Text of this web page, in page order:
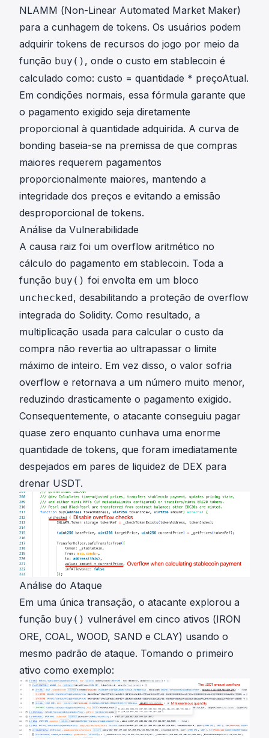
NLAMM (Non-Linear Automated Market Maker)
para a cunhagem de tokens. Os usuários podem
adquirir tokens de recursos do jogo por meio da
função buy() , onde o custo em stablecoin é
calculado como: custo = quantidade * preçoAtual.
Em condições normais, essa fórmula garante que
o pagamento exigido seja diretamente
proporcional à quantidade adquirida. A curva de
bonding baseia-se na premissa de que compras
maiores requerem pagamentos
proporcionalmente maiores, mantendo a
integridade dos preços e evitando a emissão
desproporcional de tokens.
Análise da Vulnerabilidade
A causa raiz foi um overflow aritmético no
cálculo do pagamento em stablecoin. Toda a
função buy() foi envolta em um bloco
unchecked, desabilitando a proteção de overflow
integrada do Solidity. Como resultado, a
multiplicação usada para calcular o custo da
compra não revertia ao ultrapassar o limite
máximo de inteiro. Em vez disso, o valor sofria
overflow e retornava a um número muito menor,
reduzindo drasticamente o pagamento exigido.
Consequentemente, o atacante conseguiu pagar
quase zero enquanto cunhava uma enorme
quantidade de tokens, que foram imediatamente
despejados em pares de liquidez de DEX para
drenar USDT.
Análise do Ataque
Em uma única transação, o atacante explorou a
função buy() vulnerável em cinco ativos (IRON
ORE, COAL, WOOD, SAND e CLAY) usando o
mesmo padrão de ataque. Tomando o primeiro
ativo como exemplo: